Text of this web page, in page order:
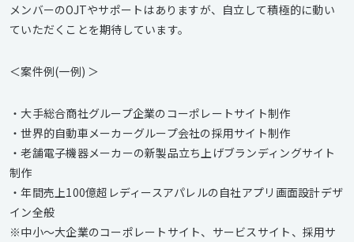
メンバーのOJTやサポートはありますが、自立して積極的に動い
ていただくことを期待しています。
＜案件例(一例) ＞
・大手総合商社グループ企業のコーポレートサイト制作
・世界的自動車メーカーグループ会社の採用サイト制作
・老舗電子機器メーカーの新製品立ち上げブランディングサイト
制作
・年間売上100億超レディースアパレルの自社アプリ画面設計デザ
イン全般
※中小〜大企業のコーポレートサイト、サービスサイト、採用サ